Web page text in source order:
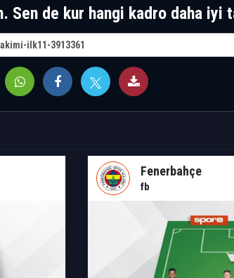
Sen de kur hangi kadro daha iyi
Fenerbahçe
fb